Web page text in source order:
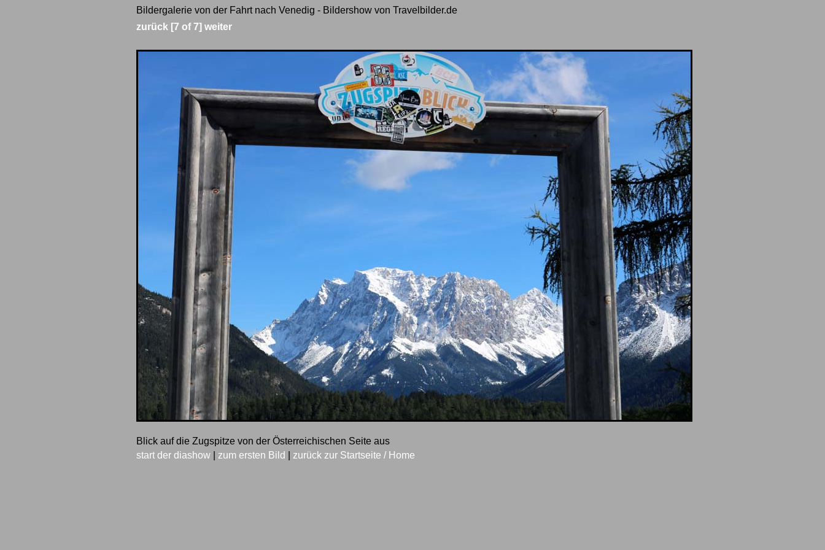
Bildergalerie von der Fahrt nach Venedig - Bildershow von Travelbilder.de
zurück [7 of 7] weiter
Blick auf die Zugspitze von der Österreichischen Seite aus
start der diashow
zum ersten Bild zurück zur Startseite / Home